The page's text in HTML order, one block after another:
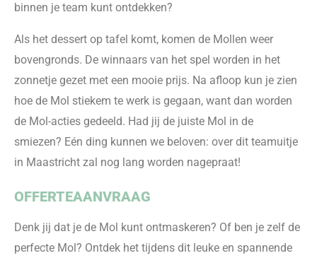
binnen je team kunt ontdekken?
Als het dessert op tafel komt, komen de Mollen weer
bovengronds. De winnaars van het spel worden in het
zonnetje gezet met een mooie prijs. Na afloop kun je zien
hoe de Mol stiekem te werk is gegaan, want dan worden
de Mol-acties gedeeld. Had jij de juiste Mol in de
smiezen? Eén ding kunnen we beloven: over dit teamuitje
in Maastricht zal nog lang worden nagepraat!
OFFERTEAANVRAAG
Denk jij dat je de Mol kunt ontmaskeren? Of ben je zelf de
perfecte Mol? Ontdek het tijdens dit leuke en spannende